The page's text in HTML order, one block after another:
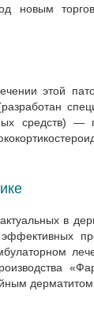
новым
этой
средств)
в